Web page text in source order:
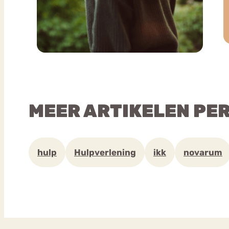
MEER ARTIKELEN
hulp Hulpverlening ikk novarum